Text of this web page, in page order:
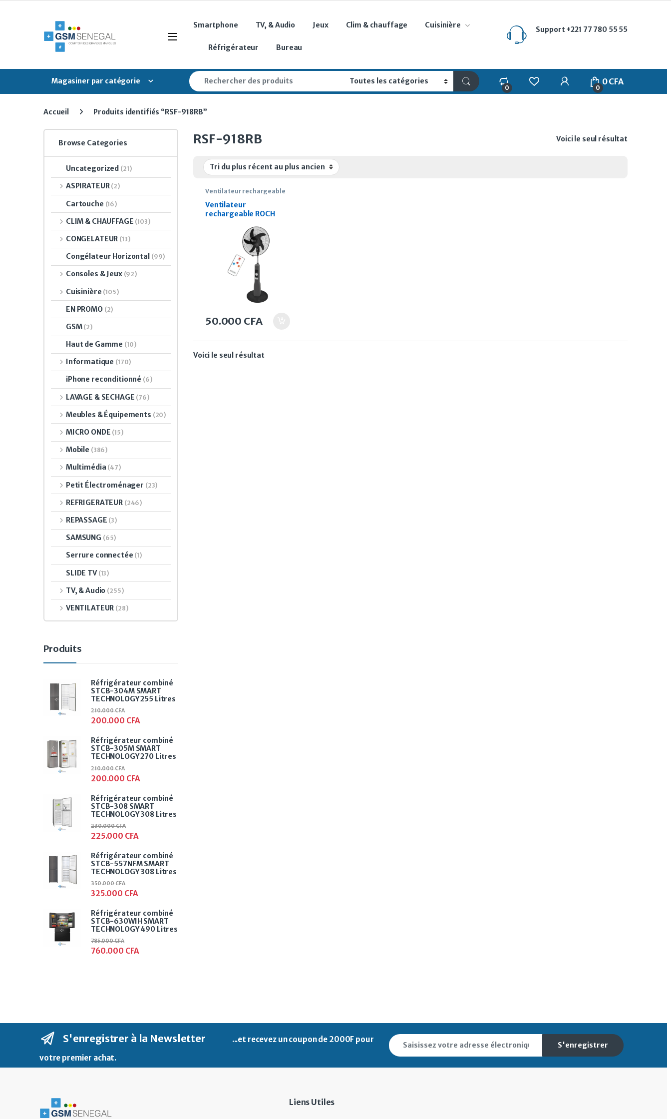
Open
Smartphone TV, & Audio Jeux Clim & chauffage Cuisinière
Réfrigérateur Bureau
Support +221 77 780 55 55
Magasiner par catégorie
Search for:
0
My Account
0
0CFA
Accueil Produits identifiés “RSF-918RB”
RSF-918RB Voici le seul résultat
Ventilateur rechargeable
Ventilateur
rechargeable ROCH
télécommande 18”
50.000 CFA
Voici le seul résultat
Browse Categories
Uncategorized (21)
ASPIRATEUR (2)
Cartouche (16)
CLIM & CHAUFFAGE (103)
CONGELATEUR (13)
Congélateur Horizontal (99)
Consoles & Jeux (92)
Cuisinière (105)
EN PROMO (2)
GSM (2)
Haut de Gamme (10)
Informatique (170)
iPhone reconditionné (6)
LAVAGE & SECHAGE (76)
Meubles & Équipements (20)
MICRO ONDE (15)
Mobile (386)
Multimédia (47)
Petit Électroménager (23)
REFRIGERATEUR (246)
REPASSAGE (3)
SAMSUNG (65)
Serrure connectée (1)
SLIDE TV (13)
TV, & Audio (255)
VENTILATEUR (28)
Produits
Réfrigérateur combiné
STCB-304M SMART
TECHNOLOGY 255 Litres
200.000 CFA
210.000CFA
Réfrigérateur combiné
STCB-305M SMART
TECHNOLOGY 270 Litres
200.000 CFA
210.000CFA
Réfrigérateur combiné
STCB-308 SMART
TECHNOLOGY 308 Litres
225.000 CFA
230.000CFA
Réfrigérateur combiné
STCB-557NFM SMART
TECHNOLOGY 308 Litres
325.000 CFA
350.000CFA
Réfrigérateur combiné
STCB-630WIH SMART
TECHNOLOGY 490 Litres
760.000 CFA
785.000CFA
S'enregistrer à la Newsletter ...et recevez uncoupon de 2000F pour
votre premier achat.
S'enregistrer
Liens Utiles